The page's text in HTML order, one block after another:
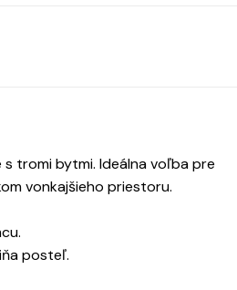
tromi bytmi. Ideálna voľba pre
vonkajšieho priestoru.
posteľ.